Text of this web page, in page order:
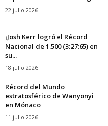
22 julio 2026
¡Josh Kerr logró el Récord
Nacional de 1.500 (3:27:65) en
su...
18 julio 2026
Récord del Mundo
estratosférico de Wanyonyi
en Mónaco
11 julio 2026